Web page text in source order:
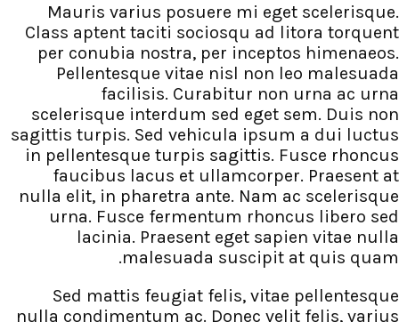
Mauris varius posuere mi
Class aptent taciti sociosqu
per conubia nostra, per
Pellentesque vitae nisl
facilisis. Curabitur
scelerisque interdum sed
sagittis turpis. Sed vehicula
in pellentesque turpis
faucibus lacus et
nulla elit, in pharetra ante.
urna. Fusce fermentum
lacinia. Praesent eget
malesuada
Sed mattis feugiat felis,
nulla condimentum ac.